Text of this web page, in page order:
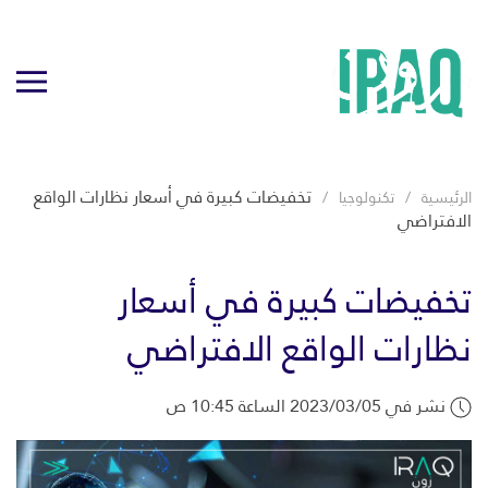
الرئيسية تكنولوجيا تخفيضات كبيرة في أسعار نظارات الواقع
الافتراضي
تخفيضات كبيرة في أسعار
نظارات الواقع الافتراضي
نشر في 2023/03/05 الساعة 10:45 ص